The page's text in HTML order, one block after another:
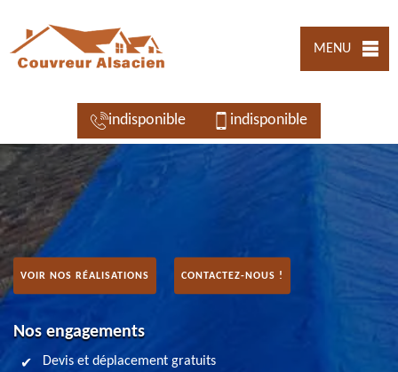
MENU
indisponible indisponible
VOIR NOS RÉALISATIONS CONTACTEZ-NOUS !
Nos engagements
Devis et déplacement gratuits